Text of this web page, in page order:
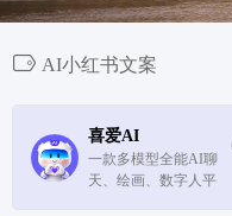
AI小红书文案
喜爱AI
一款多模型全能AI聊
天、绘画、数字人平